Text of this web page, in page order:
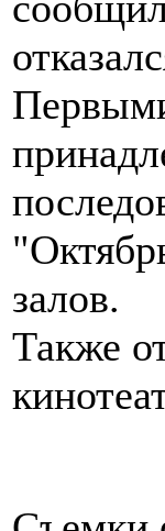
залов.
Также